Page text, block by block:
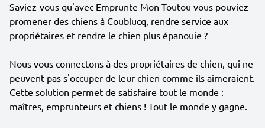
Saviez-vous qu'avec Emprunte Mon Toutou vous pouviez
promener des chiens à Coublucq, rendre service aux
propriétaires et rendre le chien plus épanouie ?
Nous vous connectons à des propriétaires de chien, qui ne
peuvent pas s'occuper de leur chien comme ils aimeraient.
Cette solution permet de satisfaire tout le monde :
maîtres, emprunteurs et chiens ! Tout le monde y gagne.